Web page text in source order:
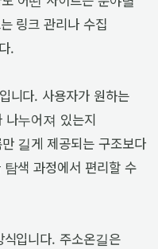
링크 관리나 수집
.
니다. 사용자가 원하는
나누어져 있는지
길게 제공되는 구조보다
색 과정에서 편리할 수
입니다. 주소온길은